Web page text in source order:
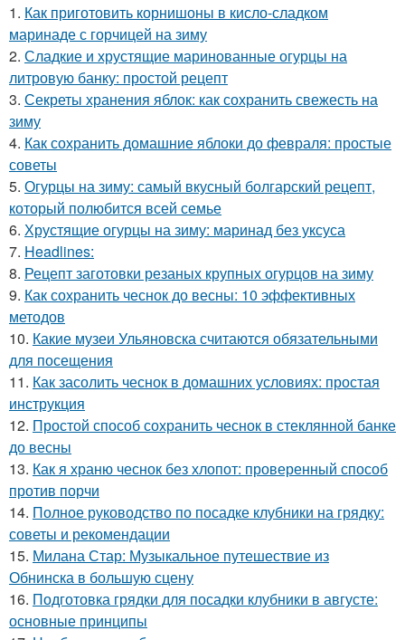
1. Как приготовить корнишоны в кисло-сладком
маринаде с горчицей на зиму
2. Сладкие и хрустящие маринованные огурцы на
литровую банку: простой рецепт
3. Секреты хранения яблок: как сохранить свежесть на
зиму
4. Как сохранить домашние яблоки до февраля: простые
советы
5. Огурцы на зиму: самый вкусный болгарский рецепт,
который полюбится всей семье
6. Хрустящие огурцы на зиму: маринад без уксуса
7. Headlines:
8. Рецепт заготовки резаных крупных огурцов на зиму
9. Как сохранить чеснок до весны: 10 эффективных
методов
10. Какие музеи Ульяновска считаются обязательными
для посещения
11. Как засолить чеснок в домашних условиях: простая
инструкция
12. Простой способ сохранить чеснок в стеклянной банке
до весны
13. Как я храню чеснок без хлопот: проверенный способ
против порчи
14. Полное руководство по посадке клубники на грядку:
советы и рекомендации
15. Милана Стар: Музыкальное путешествие из
Обнинска в большую сцену
16. Подготовка грядки для посадки клубники в августе:
основные принципы